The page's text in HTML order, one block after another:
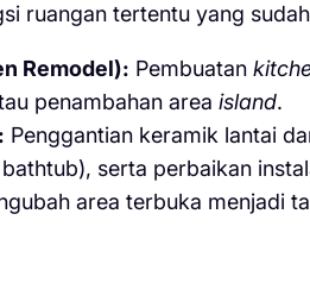
ruangan tertentu yang
Remodel): Pembuatan
penambahan area island.
Penggantian keramik lantai
serta perbaikan
area terbuka menjadi